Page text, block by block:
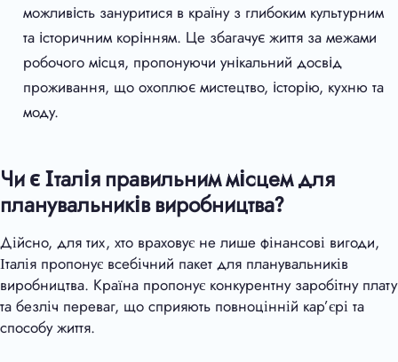
можливість зануритися в країну з глибоким культурним
та історичним корінням. Це збагачує життя за межами
робочого місця, пропонуючи унікальний досвід
проживання, що охоплює мистецтво, історію, кухню та
моду.
Чи є Італія правильним місцем для
планувальників виробництва?
Дійсно, для тих, хто враховує не лише фінансові вигоди,
Італія пропонує всебічний пакет для планувальників
виробництва. Країна пропонує конкурентну заробітну плату
та безліч переваг, що сприяють повноцінній кар’єрі та
способу життя.